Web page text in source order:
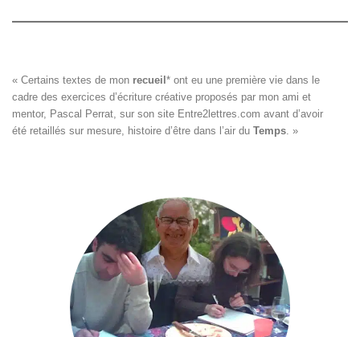
« Certains textes de mon recueil * ont eu une première vie dans le
cadre des exercices d’écriture créative proposés par mon ami et
mentor, Pascal Perrat, sur son site Entre2lettres.com avant d’avoir
été retaillés sur mesure, histoire d’être dans l’air du Temps. »